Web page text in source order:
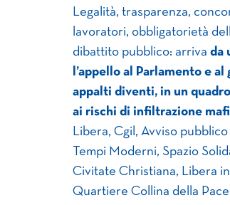
Legalità, trasparenza,
lavoratori, obbligatorietà
dibattito pubblico: arriva da
l’appello al Parlamento e
appalti diventi, in un
ai rischi di infiltrazione
Libera, Cgil, Avviso
Tempi Moderni, Spazio
Civitate Christiana, Libera
Quartiere Collina della